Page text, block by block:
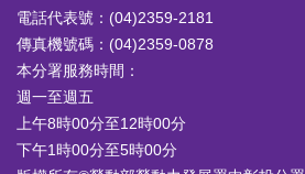
電話代表號：(04)2359-2181
傳真機號碼：(04)2359-0878
本分署服務時間：
週一至週五
上午8時00分至12時00分
下午1時00分至5時00分